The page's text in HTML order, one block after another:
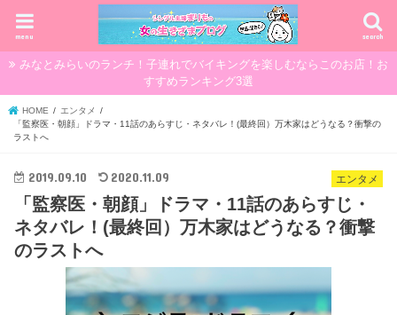
search
menu
みなとみらいのランチ！子連れでバイキングを楽しむならこのお店！お
すすめランキング3選
HOME
エンタメ
「監察医・朝顔」ドラマ・11話のあらすじ・ネタバレ！(最終回）万木家はどうなる？衝撃の
ラストへ
エンタメ
2019.09.10 2020.11.09
「監察医・朝顔」ドラマ・11話のあらすじ・
ネタバレ！(最終回）万木家はどうなる？衝撃
のラストへ